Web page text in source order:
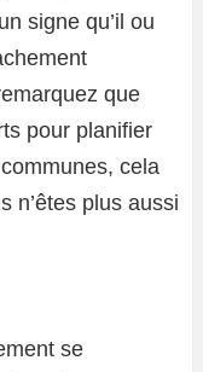
signe qu’il ou
que
pour planifier
cela
n’êtes plus aussi
se